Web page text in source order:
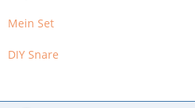
Mein Set
DIY Snare